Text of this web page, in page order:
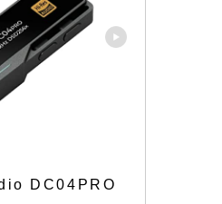
DC04PRO